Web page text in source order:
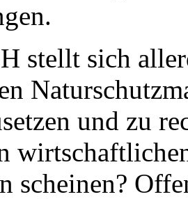
stellt sich
und zu
scheinen?